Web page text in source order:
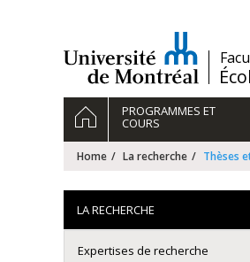
/
Navigation
principale
HOMEPROGRAMMES ET
COURS
Home La recherche Thèses
LA RECHERCHE
Expertises de recherche